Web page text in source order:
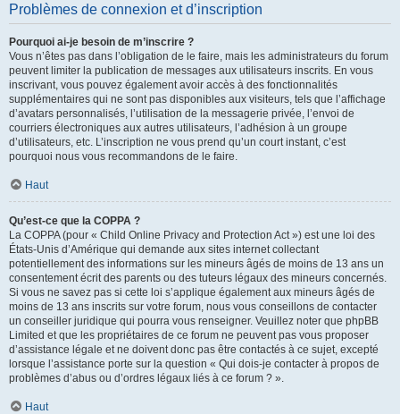
Problèmes de connexion et d’inscription
Pourquoi ai-je besoin de m’inscrire ?
Vous n’êtes pas dans l’obligation de le faire, mais les administrateurs du forum
peuvent limiter la publication de messages aux utilisateurs inscrits. En vous
inscrivant, vous pouvez également avoir accès à des fonctionnalités
supplémentaires qui ne sont pas disponibles aux visiteurs, tels que l’affichage
d’avatars personnalisés, l’utilisation de la messagerie privée, l’envoi de
courriers électroniques aux autres utilisateurs, l’adhésion à un groupe
d’utilisateurs, etc. L’inscription ne vous prend qu’un court instant, c’est
pourquoi nous vous recommandons de le faire.
Haut
Qu’est-ce que la COPPA ?
La COPPA (pour « Child Online Privacy and Protection Act ») est une loi des
États-Unis d’Amérique qui demande aux sites internet collectant
potentiellement des informations sur les mineurs âgés de moins de 13 ans un
consentement écrit des parents ou des tuteurs légaux des mineurs concernés.
Si vous ne savez pas si cette loi s’applique également aux mineurs âgés de
moins de 13 ans inscrits sur votre forum, nous vous conseillons de contacter
un conseiller juridique qui pourra vous renseigner. Veuillez noter que phpBB
Limited et que les propriétaires de ce forum ne peuvent pas vous proposer
d’assistance légale et ne doivent donc pas être contactés à ce sujet, excepté
lorsque l’assistance porte sur la question « Qui dois-je contacter à propos de
problèmes d’abus ou d’ordres légaux liés à ce forum ? ».
Haut